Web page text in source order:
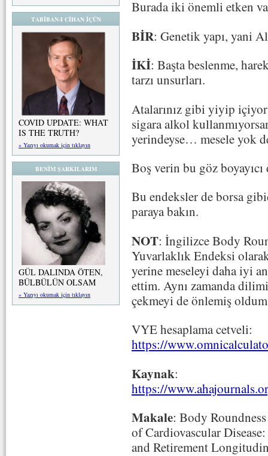
TABİBAN-I CİHAN İÇÜN
COVID UPDATE: WHAT
IS THE TRUTH?
» Yazıyı okumak için tıklayın
BENİM ŞARKILARIM
GÜL DALINDA ÖTEN,
BÜLBÜLÜN OLSAM
» Yazıyı okumak için tıklayın
Burada iki önemli etken
BİR: Genetik yapı, yani
İKİ: Başta beslenme,
tarzı unsurları.
Atalarınız gibi yiyip
sigara alkol
yerindeyse… mesele yok
Boş verin bu göz
Bu endeksler de borsa
paraya bakın.
NOT: İngilizce Body
Yuvarlaklık Endeksi
yerine meseleyi daha iyi
ettim. Aynı zamanda
çekmeyi de önlemiş
VYE hesaplama cetveli:
https://
Kaynak:
https://
Makale: Body
of Cardiovascular
and Retirement